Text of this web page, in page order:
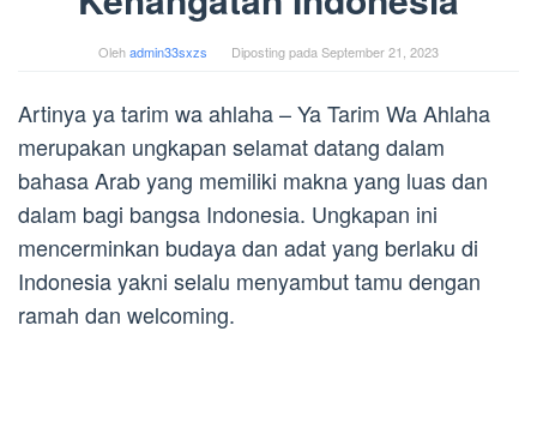
Olehadmin33sxzs Diposting pada September 21, 2023
Artinya ya tarim wa ahlaha – Ya Tarim Wa Ahlaha
merupakan ungkapan selamat datang dalam
bahasa Arab yang memiliki makna yang luas dan
dalam bagi bangsa Indonesia. Ungkapan ini
mencerminkan budaya dan adat yang berlaku di
Indonesia yakni selalu menyambut tamu dengan
ramah dan welcoming.